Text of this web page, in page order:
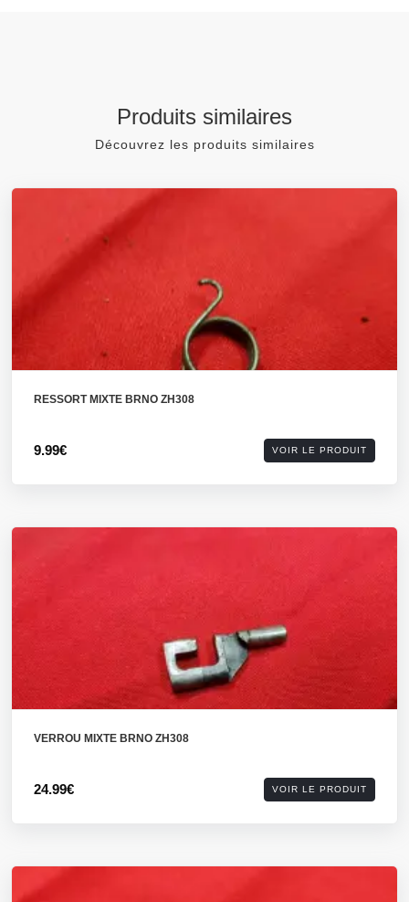
Produits similaires
Découvrez les produits similaires
RESSORT MIXTE BRNO ZH308
9.99€ VOIR LE PRODUIT
VERROU MIXTE BRNO ZH308
24.99€ VOIR LE PRODUIT